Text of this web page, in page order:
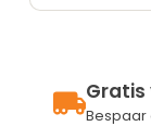
Geschikt
AlleenGratis
Bespaar